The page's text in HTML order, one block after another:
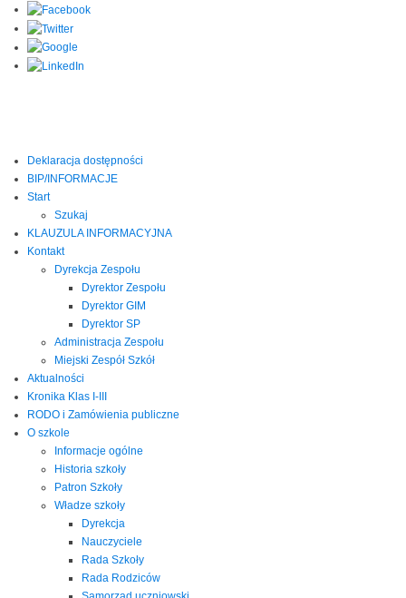
Deklaracja dostępności
BIP/INFORMACJE
Start
Szukaj
KLAUZULA INFORMACYJNA
Kontakt
Dyrekcja Zespołu
Dyrektor Zespołu
Dyrektor GIM
Dyrektor SP
Administracja Zespołu
Miejski Zespół Szkół
Aktualności
Kronika Klas I-III
RODO i Zamówienia publiczne
O szkole
Informacje ogólne
Historia szkoły
Patron Szkoły
Władze szkoły
Dyrekcja
Nauczyciele
Rada Szkoły
Rada Rodziców